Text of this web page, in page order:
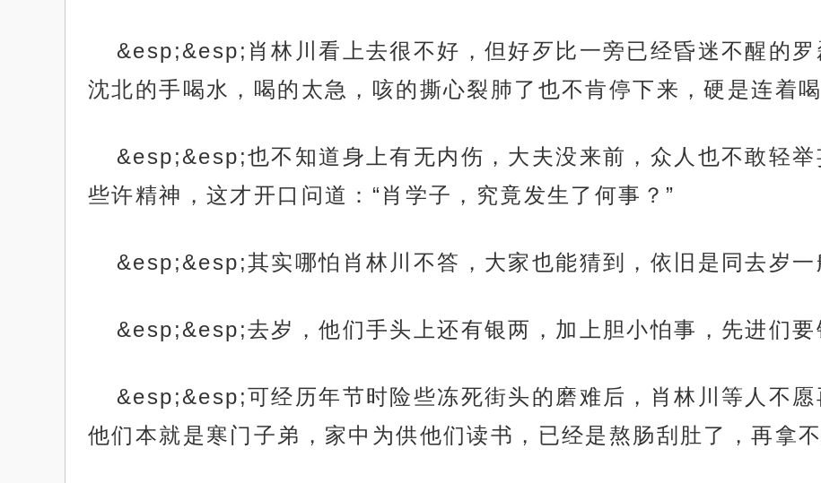
&esp;&esp;肖林川看上去很不好，但好歹比一旁已经昏迷不醒的
沈北的手喝水，喝的太急，咳的撕心裂肺了也不肯停下来，硬是连着喝
&esp;&esp;也不知道身上有无内伤，大夫没来前，众人也不敢轻举
些许精神，这才开口问道：“肖学子，究竟发生了何事？”
&esp;&esp;其实哪怕肖林川不答，大家也能猜到，依旧是同去岁一
&esp;&esp;去岁，他们手头上还有银两，加上胆小怕事，先进们要
&esp;&esp;可经历年节时险些冻死街头的磨难后，肖林川等人不
他们本就是寒门子弟，家中为供他们读书，已经是熬肠刮肚了，再拿